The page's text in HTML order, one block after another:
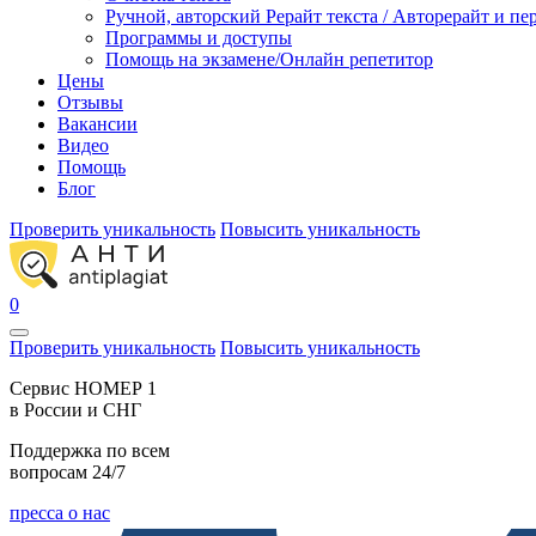
Ручной, авторский Рерайт текста / Авторерайт и
Программы и доступы
Помощь на экзамене/Онлайн репетитор
Цены
Отзывы
Вакансии
Видео
Помощь
Блог
Проверить уникальность Повысить уникальность
0
Проверить уникальность Повысить уникальность
Cервис НОМЕР 1
в России и СНГ
Поддержка по всем
вопросам 24/7
пресса о нас